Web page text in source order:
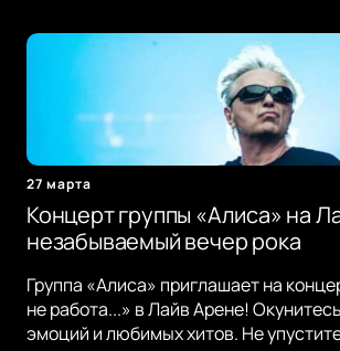
27 марта
Концерт группы «Алиса» на
незабываемый вечер рока
Группа «Алиса» приглашает на
не работа...» в Лайв Арене!
эмоций и любимых хитов. Не